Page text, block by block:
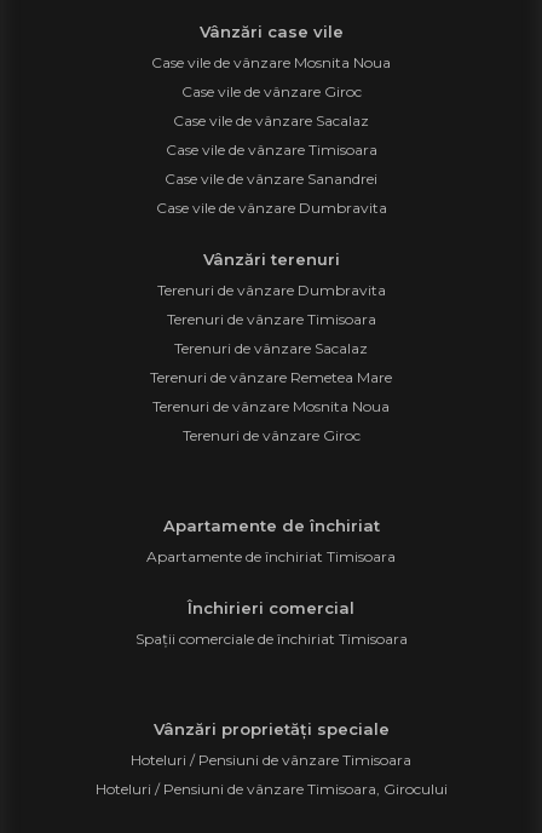
Vânzări case vile
Case vile de vânzare Mosnita Noua
Case vile de vânzare Giroc
Case vile de vânzare Sacalaz
Case vile de vânzare Timisoara
Case vile de vânzare Sanandrei
Case vile de vânzare Dumbravita
Vânzări terenuri
Terenuri de vânzare Dumbravita
Terenuri de vânzare Timisoara
Terenuri de vânzare Sacalaz
Terenuri de vânzare Remetea Mare
Terenuri de vânzare Mosnita Noua
Terenuri de vânzare Giroc
Apartamente de închiriat
Apartamente de închiriat Timisoara
Închirieri comercial
Spații comerciale de închiriat Timisoara
Vânzări proprietăți speciale
Hoteluri / Pensiuni de vânzare Timisoara
Hoteluri / Pensiuni de vânzare Timisoara, Girocului